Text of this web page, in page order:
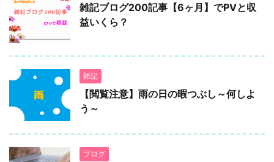
雑記ブログ200記事【6ヶ月】でPVと収
益いくら？
雑記
【閲覧注意】雨の日の暇つぶし～何しよ
う～
ブログ